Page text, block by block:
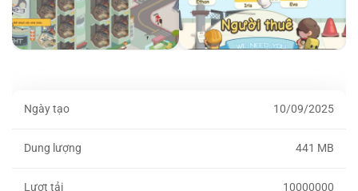
Ngày tạo 10/09/2025
Dung lượng 441 MB
Lượt tải 10000000